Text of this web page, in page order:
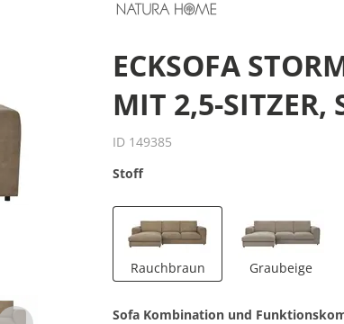
ECKSOFA
MIT 2,5-SITZER,
ID 149385
Stoff
Rauchbraun Graubeige
Sofa Kombination und